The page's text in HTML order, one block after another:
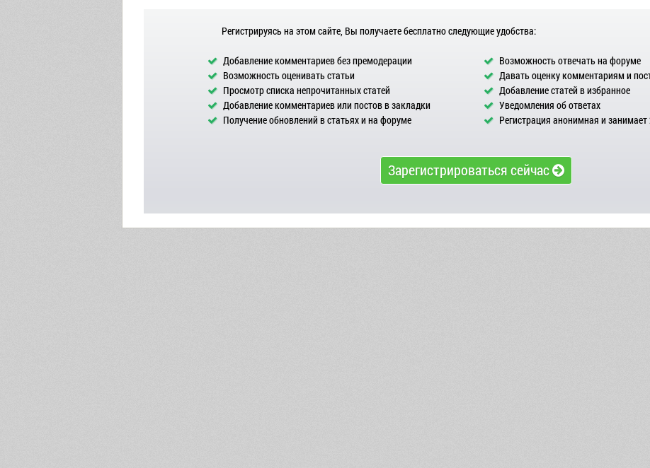
Регистрируясь на этом сайте, Вы получаете бесплатно следующие удобства:
Добавление комментариев без премодерации
Возможность отвечать на форуме
Возможность оценивать статьи
Давать оценку комментариям и
Просмотр списка непрочитанных статей
Добавление статей в избранное
Добавление комментариев или постов в закладки
Уведомления об ответах
Получение обновлений в статьях и на форуме
Регистрация анонимная и
Зарегистрироваться сейчас